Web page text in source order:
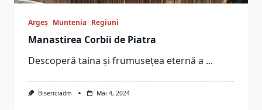
Argeș Muntenia Regiuni
Manastirea Corbii de Piatra
Descoperă taina și frumusețea eternă a ...
Bisericiadm Mai 4, 2024